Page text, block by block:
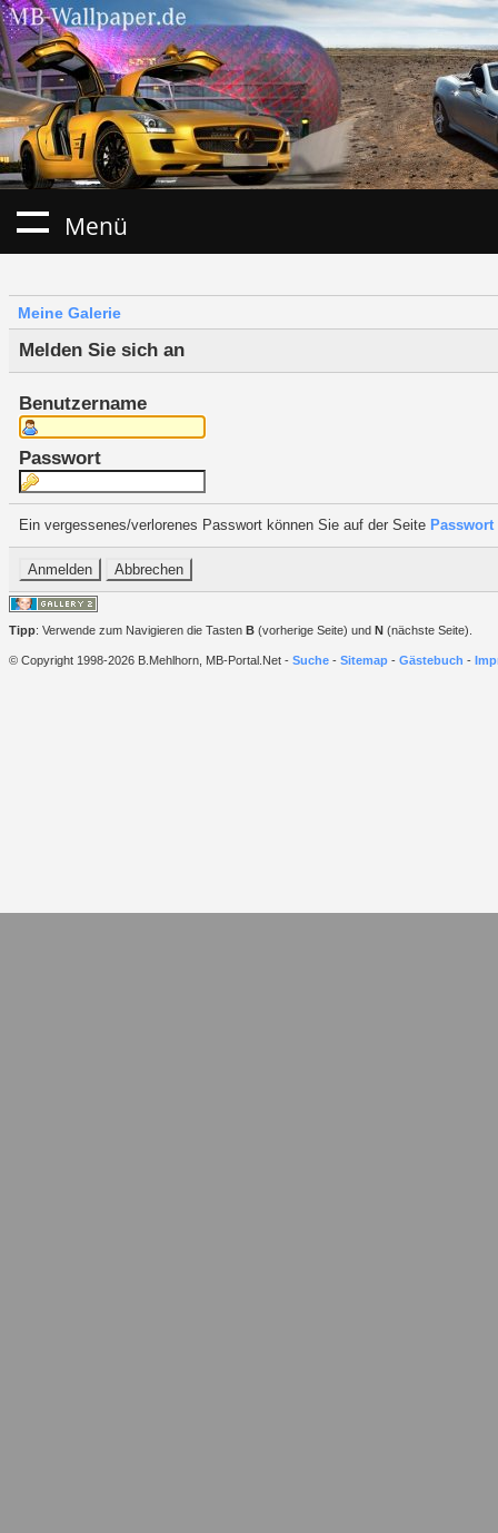
Menü
Meine Galerie
Melden Sie sich an
Benutzername
Passwort
Ein vergessenes/verlorenes Passwort können Sie auf der Seite
Tipp: Verwende zum Navigieren die Tasten B (vorherige Seite) und N (nächste Seite).
© Copyright 1998-2026 B.Mehlhorn, MB-Portal.Net - Suche - Sitemap - Gästebuch -